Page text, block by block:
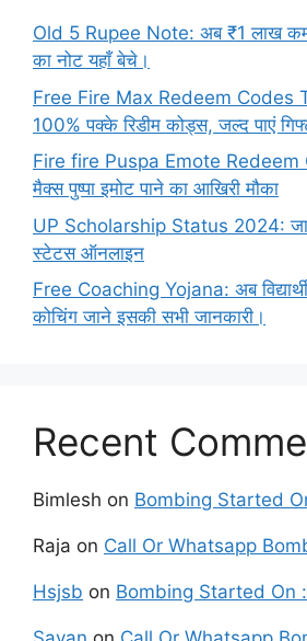
Old 5 Rupee Note: अब ₹1 लाख
का नोट यहाँ बेचे।
Free Fire Max Redeem Codes
100% पक्के रिडीम कोड्स, जल्द पाएं
Fire fire Puspa Emote Redeem
मैक्स पुष्पा इमोट पाने का आखिरी मौका
UP Scholarship Status 2024:
स्टेटस ऑनलाइन
Free Coaching Yojana: अब
कोचिंग जाने इसकी सभी जानकारी।
Recent
Bimlesh on Bombing Started
Raja on Call Or Whatsapp
Hsjsb on Bombing Started On